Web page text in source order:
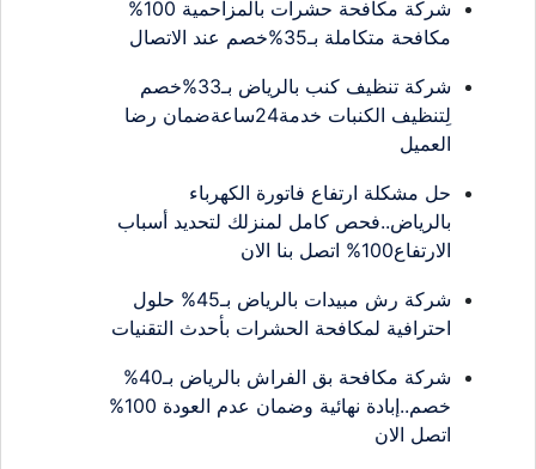
شركة مكافحة حشرات بالمزاحمية 100%
مكافحة متكاملة بـ35%خصم عند الاتصال
شركة تنظيف كنب بالرياض بـ33%خصم
لِتنظيف الكنبات خدمة24ساعةضمان رضا
العميل
حل مشكلة ارتفاع فاتورة الكهرباء
بالرياض..فحص كامل لمنزلك لتحديد أسباب
الارتفاع100% اتصل بنا الان
شركة رش مبيدات بالرياض بـ45% حلول
احترافية لمكافحة الحشرات بأحدث التقنيات
شركة مكافحة بق الفراش بالرياض بـ40%
خصم..إبادة نهائية وضمان عدم العودة 100%
اتصل الان